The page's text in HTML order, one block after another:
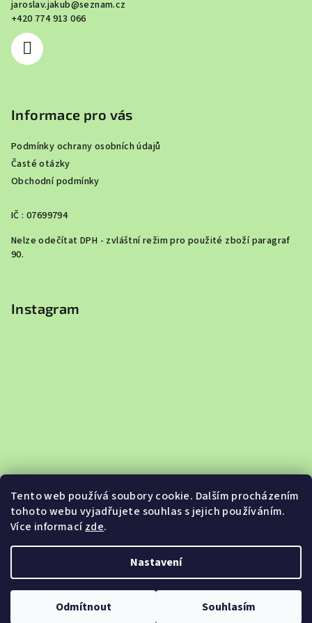
Tento web používá soubory cookie. Dalším procházením
tohoto webu vyjadřujete souhlas s jejich používáním.
Více informacízde.
Nastavení
Odmítnout Souhlasím
jaroslav.jakub@seznam.cz
+420 774 913 066
Informace pro vás
Podmínky ochrany osobních údajů
Časté otázky
Obchodní podmínky
IČ : 07699794
Nelze odečítat DPH - zvláštní režim pro použité zboží paragraf
90.
Instagram
Sledovat na Instagramu
Jabkobazar.cz